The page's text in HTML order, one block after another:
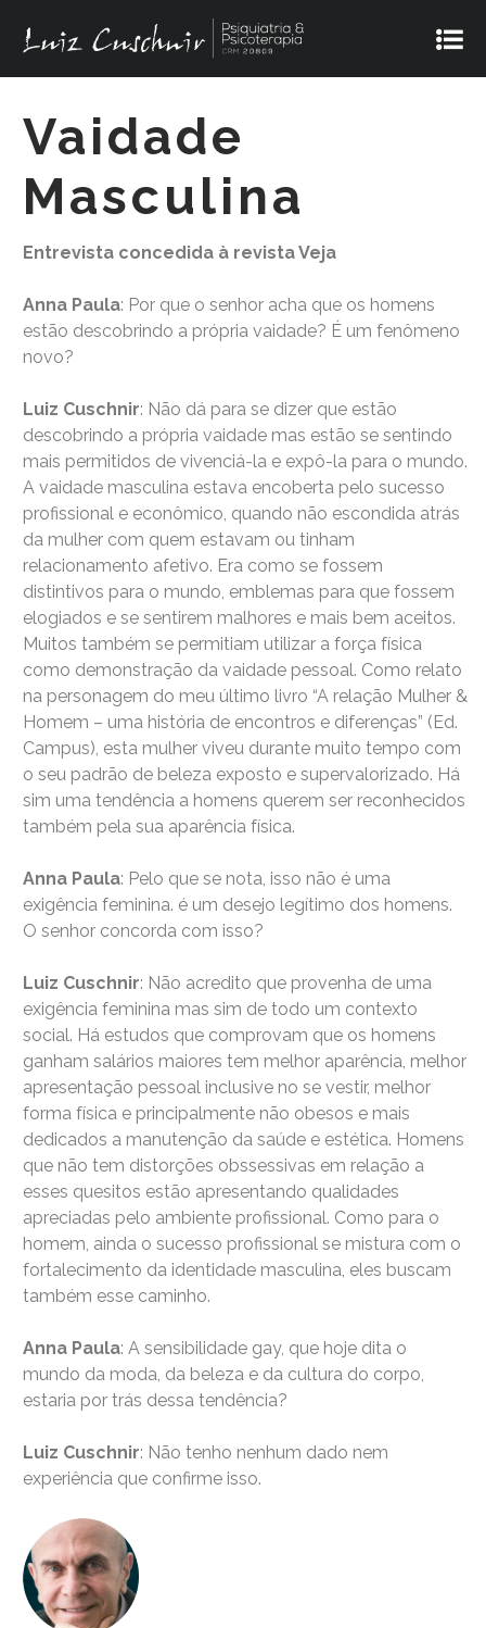
Vaidade
Masculina
Entrevista concedida à revista Veja
Anna Paula: Por que o senhor acha que os homens
estão descobrindo a própria vaidade? É um fenômeno
novo?
Luiz Cuschnir: Não dá para se dizer que estão
descobrindo a própria vaidade mas estão se sentindo
mais permitidos de vivenciá-la e expô-la para o mundo.
A vaidade masculina estava encoberta pelo sucesso
profissional e econômico, quando não escondida atrás
da mulher com quem estavam ou tinham
relacionamento afetivo. Era como se fossem
distintivos para o mundo, emblemas para que fossem
elogiados e se sentirem malhores e mais bem aceitos.
Muitos também se permitiam utilizar a força física
como demonstração da vaidade pessoal. Como relato
na personagem do meu último livro “A relação Mulher &
Homem – uma história de encontros e diferenças” (Ed.
Campus), esta mulher viveu durante muito tempo com
o seu padrão de beleza exposto e supervalorizado. Há
sim uma tendência a homens querem ser reconhecidos
também pela sua aparência física.
Anna Paula: Pelo que se nota, isso não é uma
exigência feminina. é um desejo legítimo dos homens.
O senhor concorda com isso?
Luiz Cuschnir: Não acredito que provenha de uma
exigência feminina mas sim de todo um contexto
social. Há estudos que comprovam que os homens
ganham salários maiores tem melhor aparência, melhor
apresentação pessoal inclusive no se vestir, melhor
forma física e principalmente não obesos e mais
dedicados a manutenção da saúde e estética. Homens
que não tem distorções obssessivas em relação a
esses quesitos estão apresentando qualidades
apreciadas pelo ambiente profissional. Como para o
homem, ainda o sucesso profissional se mistura com o
fortalecimento da identidade masculina, eles buscam
também esse caminho.
Anna Paula: A sensibilidade gay, que hoje dita o
mundo da moda, da beleza e da cultura do corpo,
estaria por trás dessa tendência?
Luiz Cuschnir: Não tenho nenhum dado nem
experiência que confirme isso.